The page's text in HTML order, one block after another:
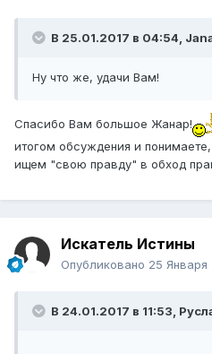
В 25.01.2017 в 04:54,
Ну что же, удачи Вам!
Спасибо Вам большое Жанар!
итогом обсуждения и
ищем "свою правду" в обход
Искатель Истины
Опубликовано 25 Января
В 24.01.2017 в 11:53,